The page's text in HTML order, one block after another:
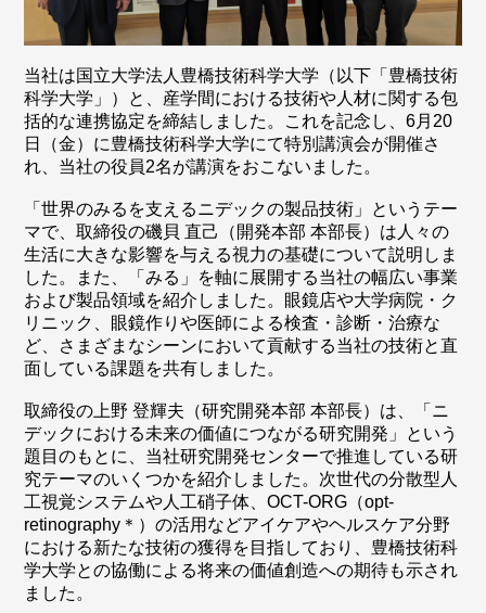
当社は国立大学法人豊橋技術科学大学（以下「豊橋技術
科学大学」）と、産学間における技術や人材に関する包
括的な連携協定を締結しました。これを記念し、6月20
日（金）に豊橋技術科学大学にて特別講演会が開催さ
れ、当社の役員2名が講演をおこないました。
「世界のみるを支えるニデックの製品技術」というテー
マで、取締役の磯貝 直己（開発本部 本部長）は人々の
生活に大きな影響を与える視力の基礎について説明しま
した。また、「みる」を軸に展開する当社の幅広い事業
および製品領域を紹介しました。眼鏡店や大学病院・ク
リニック、眼鏡作りや医師による検査・診断・治療な
ど、さまざまなシーンにおいて貢献する当社の技術と直
面している課題を共有しました。
取締役の上野 登輝夫（研究開発本部 本部長）は、「ニ
デックにおける未来の価値につながる研究開発」という
題目のもとに、当社研究開発センターで推進している研
究テーマのいくつかを紹介しました。次世代の分散型人
工視覚システムや人工硝子体、OCT-ORG（opt-
retinography＊）の活用などアイケアやヘルスケア分野
における新たな技術の獲得を目指しており、豊橋技術科
学大学との協働による将来の価値創造への期待も示され
ました。